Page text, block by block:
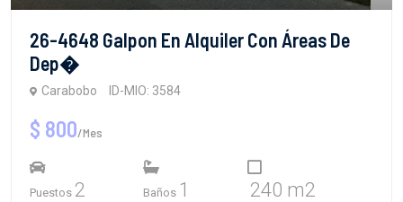
26-4648 Galpon En Alquiler Con Áreas De
Dep�
Carabobo ID-MIO: 3584
$ 800/Mes
Puestos 2 Baños 1 240 m2